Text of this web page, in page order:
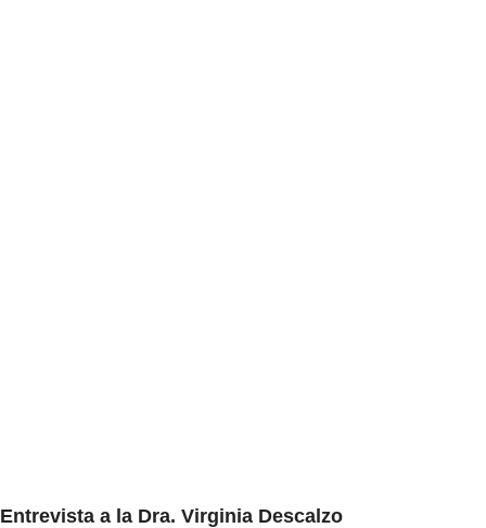
Entrevista a la Dra. Virginia Descalzo